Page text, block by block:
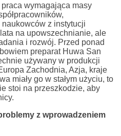
praca wymagająca masy
z instytucji
na upowszechnianie, ale
i rozwój. Przed ponad
preparat Huwa San
używany w produkcji
Zachodnia, Azja, kraje
miały go w stałym użyciu, to
stoi na przeszkodzie, aby
z wprowadzeniem